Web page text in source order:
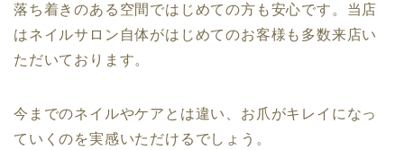
落ち着きのある空間ではじめての方も安心です。当店
はネイルサロン自体がはじめてのお客様も多数来店い
ただいております。
今までのネイルやケアとは違い、お爪がキレイになっ
ていくのを実感いただけるでしょう。